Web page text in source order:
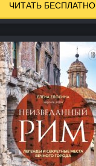
ЧИТАТЬ БЕСПЛАТНО